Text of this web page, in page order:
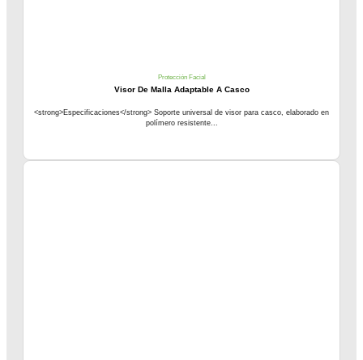
Protección Facial
Visor De Malla Adaptable A Casco
<strong>Especificaciones</strong> Soporte universal de visor para casco, elaborado en
polímero resistente...